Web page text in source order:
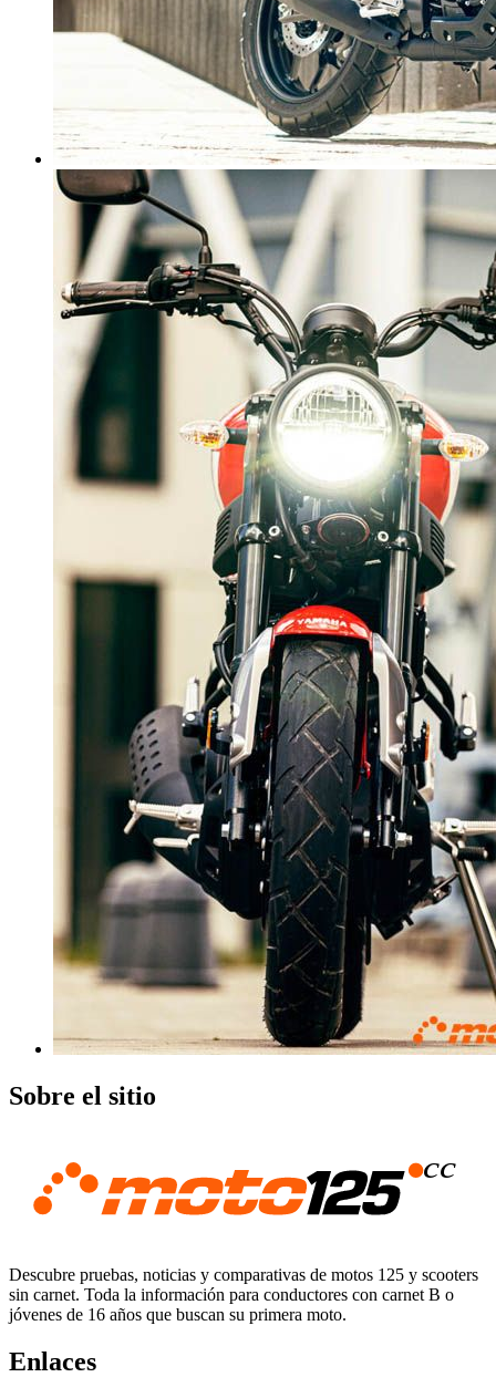
Sobre el sitio
Descubre pruebas, noticias y comparativas de motos 125 y scooters
sin carnet. Toda la información para conductores con carnet B o
jóvenes de 16 años que buscan su primera moto.
Enlaces